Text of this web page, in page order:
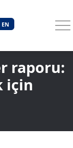
EN
raporu:
için